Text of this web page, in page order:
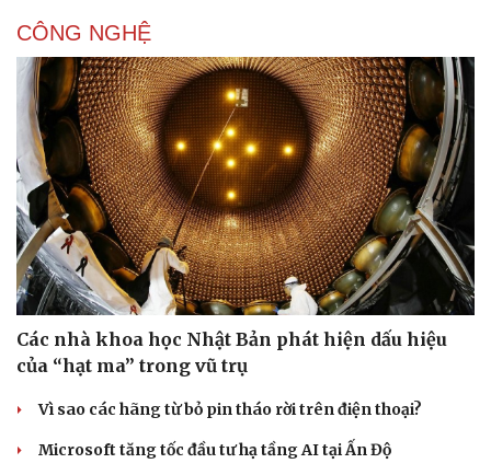
CÔNG NGHỆ
Các nhà khoa học Nhật Bản phát hiện dấu hiệu
của “hạt ma” trong vũ trụ
Vì sao các hãng từ bỏ pin tháo rời trên điện thoại?
Microsoft tăng tốc đầu tư hạ tầng AI tại Ấn Độ